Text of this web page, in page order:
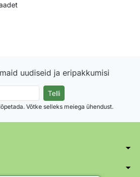
uudiseid ja eripakkumisi
Võtke selleks meiega ühendust.
arrow_drop_down
arrow_drop_down